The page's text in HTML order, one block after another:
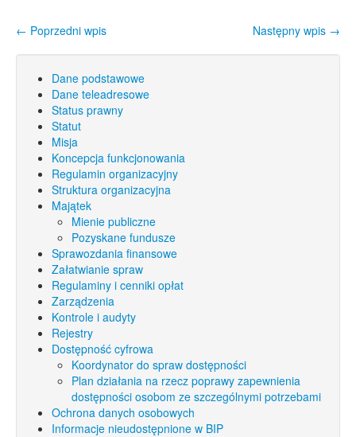
Nawigacja wpisu
Następny wpis →
← Poprzedni wpis
Dane podstawowe
Dane teleadresowe
Status prawny
Statut
Misja
Koncepcja funkcjonowania
Regulamin organizacyjny
Struktura organizacyjna
Majątek
Mienie publiczne
Pozyskane fundusze
Sprawozdania finansowe
Załatwianie spraw
Regulaminy i cenniki opłat
Zarządzenia
Kontrole i audyty
Rejestry
Dostępność cyfrowa
Koordynator do spraw dostępności
Plan działania na rzecz poprawy zapewnienia
dostępności osobom ze szczególnymi potrzebami
Ochrona danych osobowych
Informacje nieudostępnione w BIP